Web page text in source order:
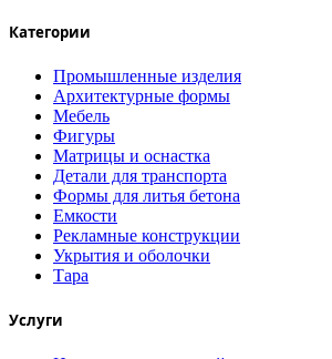
Категории
Промышленные изделия
Архитектурные формы
Мебель
Фигуры
Матрицы и оснастка
Детали для транспорта
Формы для литья бетона
Емкости
Рекламные конструкции
Укрытия и оболочки
Тара
Услуги